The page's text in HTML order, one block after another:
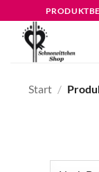
Inhalt
springen
Start /